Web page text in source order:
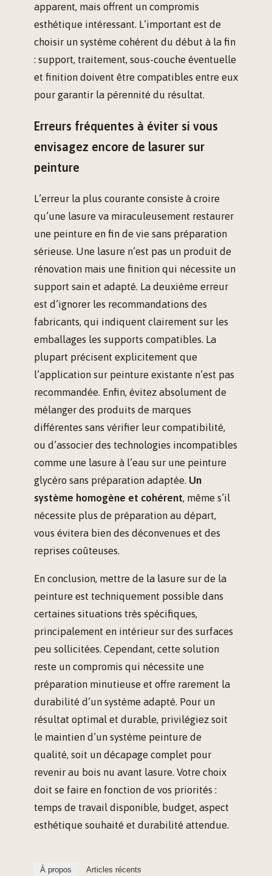
apparent, mais offrent un compromis
esthétique intéressant. L’important est de
choisir un système cohérent du début à la fin
: support, traitement, sous-couche éventuelle
et finition doivent être compatibles entre eux
pour garantir la pérennité du résultat.
Erreurs fréquentes à éviter si vous
envisagez encore de lasurer sur
peinture
L’erreur la plus courante consiste à croire
qu’une lasure va miraculeusement restaurer
une peinture en fin de vie sans préparation
sérieuse. Une lasure n’est pas un produit de
rénovation mais une finition qui nécessite un
support sain et adapté. La deuxième erreur
est d’ignorer les recommandations des
fabricants, qui indiquent clairement sur les
emballages les supports compatibles. La
plupart précisent explicitement que
l’application sur peinture existante n’est pas
recommandée. Enfin, évitez absolument de
mélanger des produits de marques
différentes sans vérifier leur compatibilité,
ou d’associer des technologies incompatibles
comme une lasure à l’eau sur une peinture
glycéro sans préparation adaptée. Un
système homogène et cohérent, même s’il
nécessite plus de préparation au départ,
vous évitera bien des déconvenues et des
reprises coûteuses.
En conclusion, mettre de la lasure sur de la
peinture est techniquement possible dans
certaines situations très spécifiques,
principalement en intérieur sur des surfaces
peu sollicitées. Cependant, cette solution
reste un compromis qui nécessite une
préparation minutieuse et offre rarement la
durabilité d’un système adapté. Pour un
résultat optimal et durable, privilégiez soit
le maintien d’un système peinture de
qualité, soit un décapage complet pour
revenir au bois nu avant lasure. Votre choix
doit se faire en fonction de vos priorités :
temps de travail disponible, budget, aspect
esthétique souhaité et durabilité attendue.
À propos Articles récents